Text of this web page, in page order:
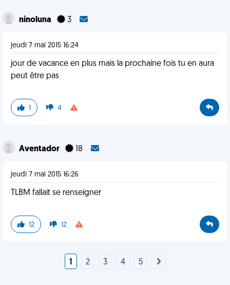
ninoluna 3
jeudi 7 mai 2015 16:24
jour de vacance en plus mais la prochaine fois tu en aura
peut être pas
1 4
Aventador 18
jeudi 7 mai 2015 16:26
TLBM fallait se renseigner
12 12
1 2 3 4 5